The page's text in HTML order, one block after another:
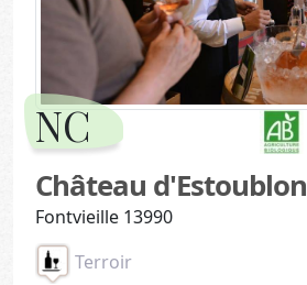
NC
Château d'Estoublon
Fontvieille 13990
Terroir